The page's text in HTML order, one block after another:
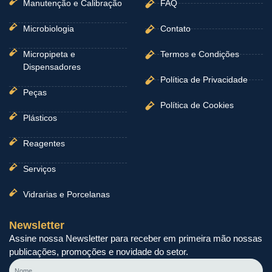
Manutenção e Calibração
Microbiologia
Micropipeta e
Dispensadores
Peças
Plásticos
Reagentes
Serviços
Vidrarias e Porcelanas
FAQ
Contato
Termos e Condições
Política de Privacidade
Política de Cookies
Newsletter
Assine nossa Newsletter para receber em primeira mão nossas
publicações, promoções e novidade do setor.
Nome